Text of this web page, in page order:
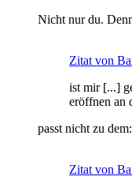
Nicht nur du.
Zitat von
ist mir [...]
eröffnen an
passt nicht zu dem:
Zitat von